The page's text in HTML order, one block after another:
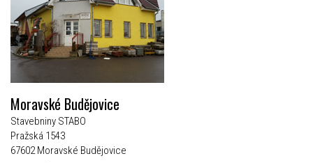
Moravské Budějovice
Stavebniny STABO
Pražská 1543
67602 Moravské Budějovice